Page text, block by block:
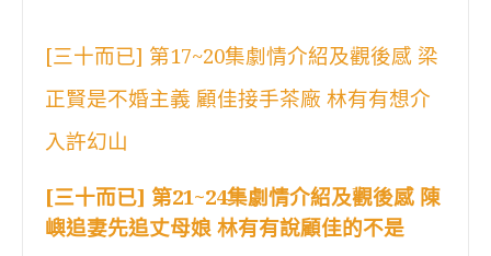
[三十而已] 第17~20集劇情介紹及觀後感 梁
正賢是不婚主義 顧佳接手茶廠 林有有想介
入許幻山
[三十而已] 第21~24集劇情介紹及觀後感 陳
嶼追妻先追丈母娘 林有有說顧佳的不是